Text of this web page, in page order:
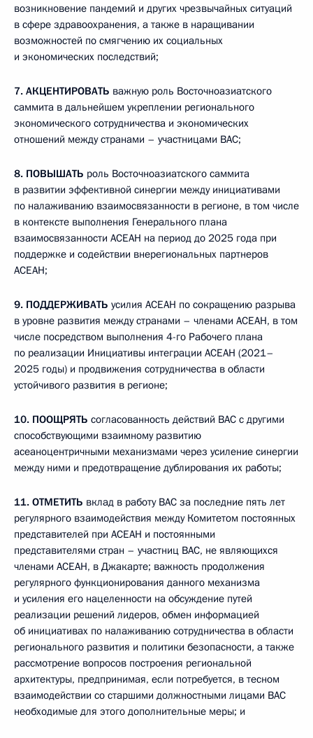
возникновение пандемий и других чрезвычайных ситуаций
в сфере здравоохранения, а также в наращивании
возможностей по смягчению их социальных
и экономических последствий;
7. АКЦЕНТИРОВАТЬ важную роль Восточноазиатского
саммита в дальнейшем укреплении регионального
экономического сотрудничества и экономических
отношений между странами – участницами ВАС;
8. ПОВЫШАТЬ роль Восточноазиатского саммита
в развитии эффективной синергии между инициативами
по налаживанию взаимосвязанности в регионе, в том числе
в контексте выполнения Генерального плана
взаимосвязанности АСЕАН на период до 2025 года при
поддержке и содействии внерегиональных партнеров
АСЕАН;
9. ПОДДЕРЖИВАТЬ усилия АСЕАН по сокращению разрыва
в уровне развития между странами – членами АСЕАН, в том
числе посредством выполнения 4-го Рабочего плана
по реализации Инициативы интеграции АСЕАН (2021–
2025 годы) и продвижения сотрудничества в области
устойчивого развития в регионе;
10. ПООЩРЯТЬ согласованность действий ВАС с другими
способствующими взаимному развитию
асеаноцентричными механизмами через усиление синергии
между ними и предотвращение дублирования их работы;
11. ОТМЕТИТЬ вклад в работу ВАС за последние пять лет
регулярного взаимодействия между Комитетом постоянных
представителей при АСЕАН и постоянными
представителями стран – участниц ВАС, не являющихся
членами АСЕАН, в Джакарте; важность продолжения
регулярного функционирования данного механизма
и усиления его нацеленности на обсуждение путей
реализации решений лидеров, обмен информацией
об инициативах по налаживанию сотрудничества в области
регионального развития и политики безопасности, а также
рассмотрение вопросов построения региональной
архитектуры, предпринимая, если потребуется, в тесном
взаимодействии со старшими должностными лицами ВАС
необходимые для этого дополнительные меры; и